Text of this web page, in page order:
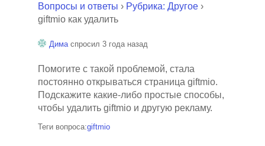
Вопросы и ответы › Рубрика: Другое ›
giftmio как удалить
Дима спросил 3 года назад
Помогите с такой проблемой, стала
постоянно открываться страница giftmio.
Подскажите какие-либо простые способы,
чтобы удалить giftmio и другую рекламу.
Теги вопроса:giftmio